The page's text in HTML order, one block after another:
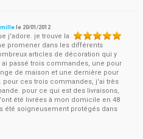
le 20/01/2012
j'adore. je trouve la
promener dans les différents
articles de décoration qui y
passé trois commandes, une pour
de maison et une dernière pour
pour ces trois commandes, j'ai très
pour ce qui est des livraisons,
été livrées à mon domicile en 48
été soigneusement protégés dans